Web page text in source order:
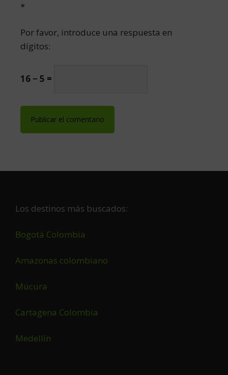
*
Por favor, introduce una respuesta en
dígitos:
16 − 5 =
Los destinos más buscados:
Bogotá Colombia
Amazonas colombiano
Múcura
Cartagena Colombia
Medellín